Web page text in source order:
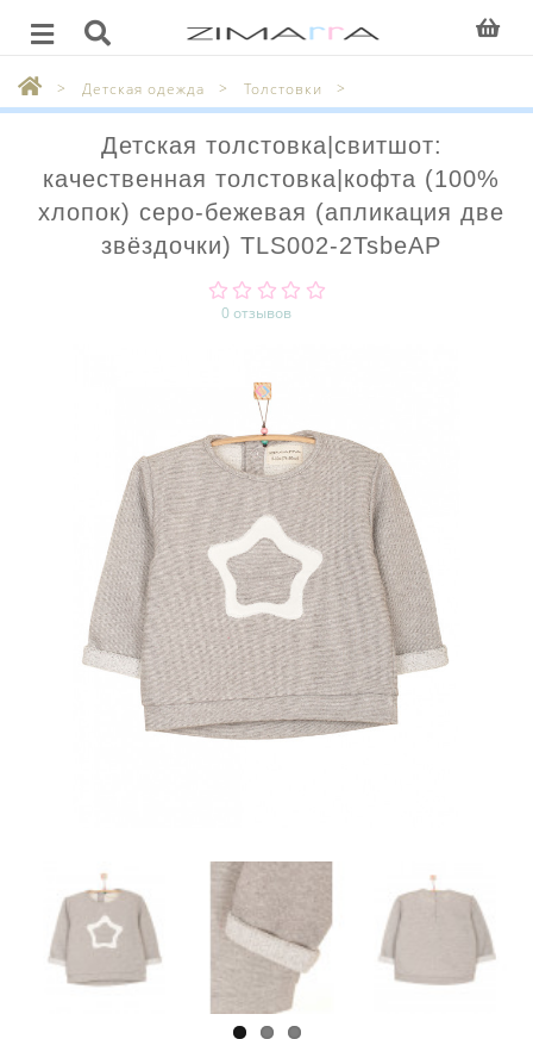
Детская одежда Толстовки
Детская толстовка|свитшот:
качественная толстовка|кофта (100%
хлопок) серо-бежевая (апликация две
звёздочки) TLS002-2TsbeAP
0 отзывов